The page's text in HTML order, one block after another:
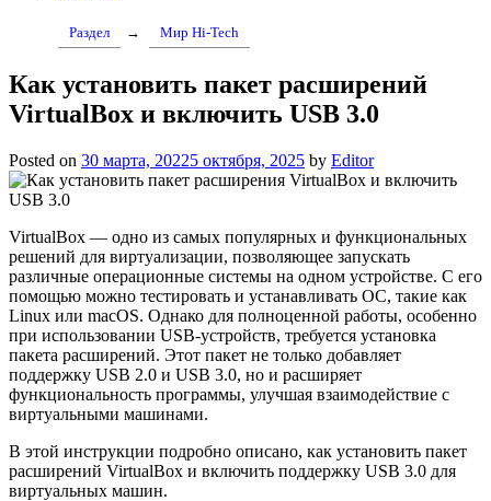
Раздел → Мир Hi-Tech
Как установить пакет расширений
VirtualBox и включить USB 3.0
Posted on 30 марта, 20225 октября, 2025 by Editor
VirtualBox — одно из самых популярных и функциональных
решений для виртуализации, позволяющее запускать
различные операционные системы на одном устройстве. С его
помощью можно тестировать и устанавливать ОС, такие как
Linux или macOS. Однако для полноценной работы, особенно
при использовании USB-устройств, требуется установка
пакета расширений. Этот пакет не только добавляет
поддержку USB 2.0 и USB 3.0, но и расширяет
функциональность программы, улучшая взаимодействие с
виртуальными машинами.
В этой инструкции подробно описано, как установить пакет
расширений VirtualBox и включить поддержку USB 3.0 для
виртуальных машин.